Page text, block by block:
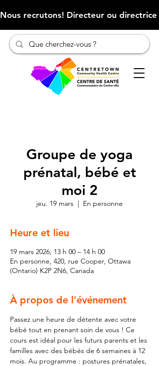
Nous recrutons! Directeur ou
Groupe de yoga
prénatal, bébé et
moi 2
jeu. 19 mars
  |
En personne
Heure et lieu
19 mars 2026, 13 h 00 – 14 h 00
En personne, 420, rue Cooper, Ottawa
(Ontario) K2P 2N6, Canada
À propos de l'événement
Passez une heure de détente avec votre
bébé tout en prenant soin de vous ! Ce
cours est idéal pour les futurs parents et les
familles avec des bébés de 6 semaines à 12
mois. Au programme : postures prénatales,